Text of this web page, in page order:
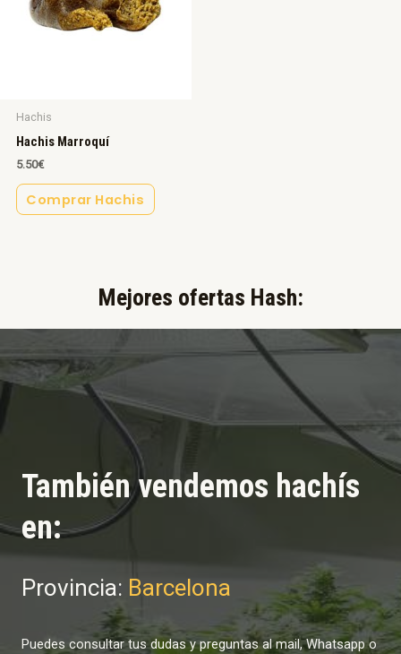
Hachis
Hachis Marroquí
5.50€
Comprar Hachis
Mejores ofertas Hash:​
También vendemos hachís
en:
Provincia: Barcelona
Puedes consultar tus dudas y preguntas al mail, Whatsapp o